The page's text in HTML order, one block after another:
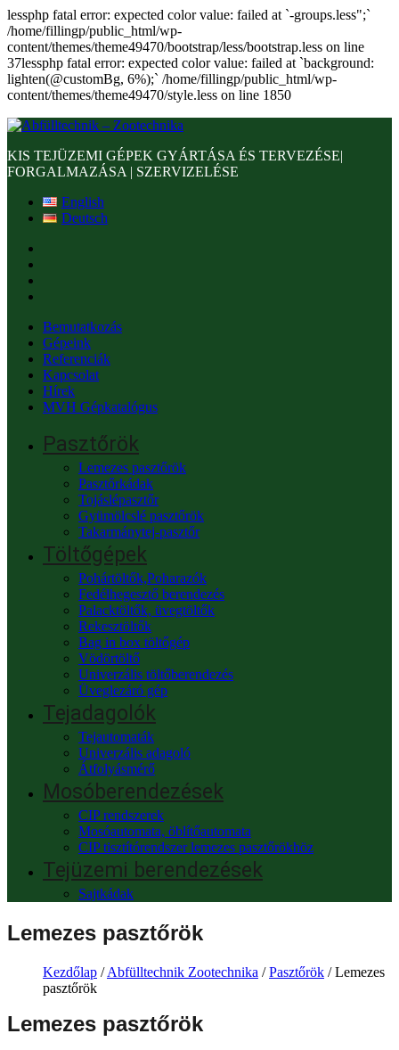
lessphp fatal error: expected color value: failed at `-groups.less";`
/home/fillingp/public_html/wp-
content/themes/theme49470/bootstrap/less/bootstrap.less on line
37lessphp fatal error: expected color value: failed at `background:
lighten(@customBg, 6%);` /home/fillingp/public_html/wp-
content/themes/theme49470/style.less on line 1850
KIS TEJÜZEMI GÉPEK GYÁRTÁSA ÉS TERVEZÉSE|
FORGALMAZÁSA | SZERVIZELÉSE
English
Deutsch
Bemutatkozás
Gépeink
Referenciák
Kapcsolat
Hírek
MVH Gépkatalógus
Pasztőrök
Lemezes pasztőrök
Pasztőrkádak
Tojáslépasztőr
Gyümölcslé pasztőrök
Takarmánytej-pasztőr
Töltőgépek
Pohártöltők,Poharazók
Fedélhegesztő berendezés
Palacktöltők, üvegtöltők
Rekesztöltők
Bag in box töltőgép
Vödörtöltő
Univerzális töltőberendezés
Üveglezáró gép
Tejadagolók
Tejautomaták
Univerzális adagoló
Átfolyásmérő
Mosóberendezések
CIP rendszerek
Mosóautomata, öblítőautomata
CIP tisztítórendszer lemezes pasztőrökhöz
Tejüzemi berendezések
Sajtkádak
Lemezes pasztőrök
Kezdőlap /Abfülltechnik Zootechnika /Pasztőrök / Lemezes
pasztőrök
Lemezes pasztőrök